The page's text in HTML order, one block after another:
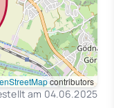
contributors
am 04.06.2025